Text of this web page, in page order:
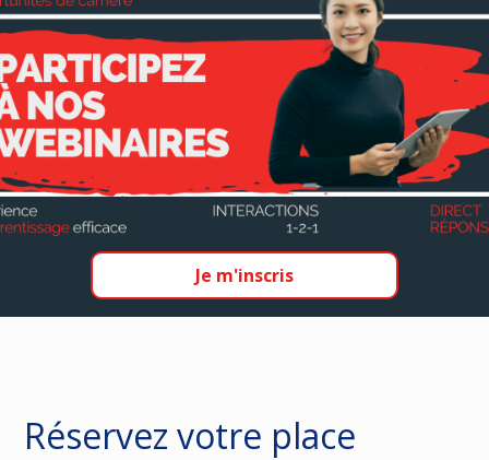
Je m'inscris
Réservez votre place